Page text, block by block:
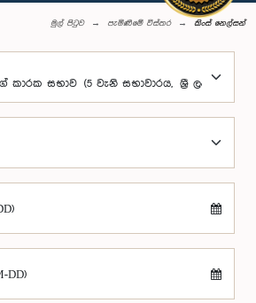
මුල් පිටුව පැමිණීමේ විස්තර කිංස් නෙල්සන්
DD)